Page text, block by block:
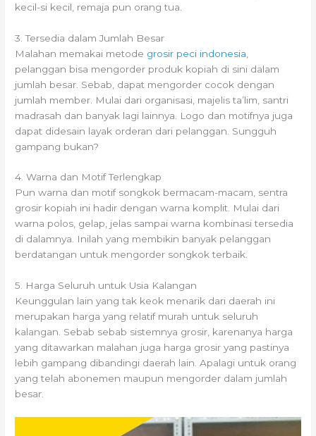
kecil-si kecil, remaja pun orang tua.
3. Tersedia dalam Jumlah Besar
Malahan memakai metode grosir peci indonesia
pelanggan bisa mengorder produk kopiah di sini dalam
jumlah besar. Sebab, dapat mengorder cocok dengan
jumlah member. Mulai dari organisasi, majelis ta’lim, santri
madrasah dan banyak lagi lainnya. Logo dan motifnya juga
dapat didesain layak orderan dari pelanggan. Sungguh
gampang bukan?
4. Warna dan Motif Terlengkap
Pun warna dan motif songkok bermacam-macam, sentra
grosir kopiah ini hadir dengan warna komplit. Mulai dari
warna polos, gelap, jelas sampai warna kombinasi tersedia
di dalamnya. Inilah yang membikin banyak pelanggan
berdatangan untuk mengorder songkok terbaik.
5. Harga Seluruh untuk Usia Kalangan
Keunggulan lain yang tak keok menarik dari daerah ini
merupakan harga yang relatif murah untuk seluruh
kalangan. Sebab sebab sistemnya grosir, karenanya harga
yang ditawarkan malahan juga harga grosir yang pastinya
lebih gampang dibandingi daerah lain. Apalagi untuk orang
yang telah abonemen maupun mengorder dalam jumlah
besar.